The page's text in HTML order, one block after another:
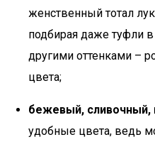
женственный тотал
подбирая даже туфли
другими оттенками –
цвета;
бежевый, сливочный,
удобные цвета, ведь